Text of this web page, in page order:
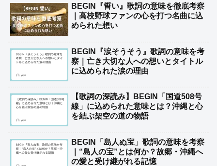
BEGIN『誓い』歌詞の意味を徹底考察
｜高校野球ファンの心を打つ名曲に込
められた想い
BEGIN『涙そうそう』歌詞の意味を考
察｜亡き大切な人への想いとタイトル
に込められた涙の理由
【歌詞の深読み】BEGIN「国道508号
線」に込められた意味とは？沖縄と心
を結ぶ架空の道の物語
BEGIN「島人ぬ宝」歌詞の意味を考察
｜“島人の宝”とは何か？故郷・沖縄へ
の愛と受け継がれる記憶